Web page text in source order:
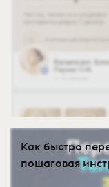
Как быстро
пошаговая